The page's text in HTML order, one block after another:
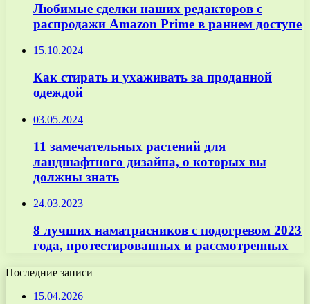
Любимые сделки наших редакторов с
распродажи Amazon Prime в раннем доступе
15.10.2024
Как стирать и ухаживать за проданной
одеждой
03.05.2024
11 замечательных растений для
ландшафтного дизайна, о которых вы
должны знать
24.03.2023
8 лучших наматрасников с подогревом 2023
года, протестированных и рассмотренных
Последние записи
15.04.2026